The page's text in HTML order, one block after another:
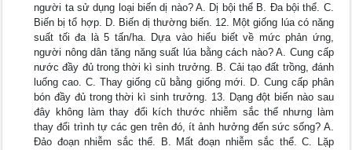
người ta sử dụng loại biến dị nào? A. Dị bội thể B. Đa bội thể. C.
Biến bị tổ hợp. D. Biến dị thường biến. 12. Một giống lúa có năng
suất tối đa là 5 tấn/ha. Dựa vào hiểu biết về mức phản ứng,
người nông dân tăng năng suất lúa bằng cách nào? A. Cung cấp
nước đầy đủ trong thời kì sinh trưởng. B. Cải tạo đất trồng, đánh
luống cao. C. Thay giống cũ bằng giống mới. D. Cung cấp phân
bón đầy đủ trong thời kì sinh trưởng. 13. Dạng đột biến nào sau
đây không làm thay đổi kích thước nhiễm sắc thể nhưng làm
thay đổi trình tự các gen trên đó, ít ảnh hưởng đến sức sống? A.
Đảo đoạn nhiễm sắc thể. B. Mất đoạn nhiễm sắc thể. C. Lặp